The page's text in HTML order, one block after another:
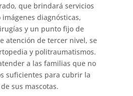
que brindará servicios
diagnósticas,
y un punto fijo de
atención de tercer nivel, se
y politraumatismos.
a las familias que no
suficientes para cubrir la
sus mascotas.